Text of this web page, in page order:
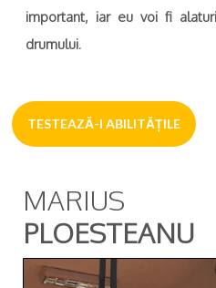
important, iar eu voi fi
drumului.
TESTEAZĂ-I ABILITĂȚILE
MARIUS
PLOESTEANU